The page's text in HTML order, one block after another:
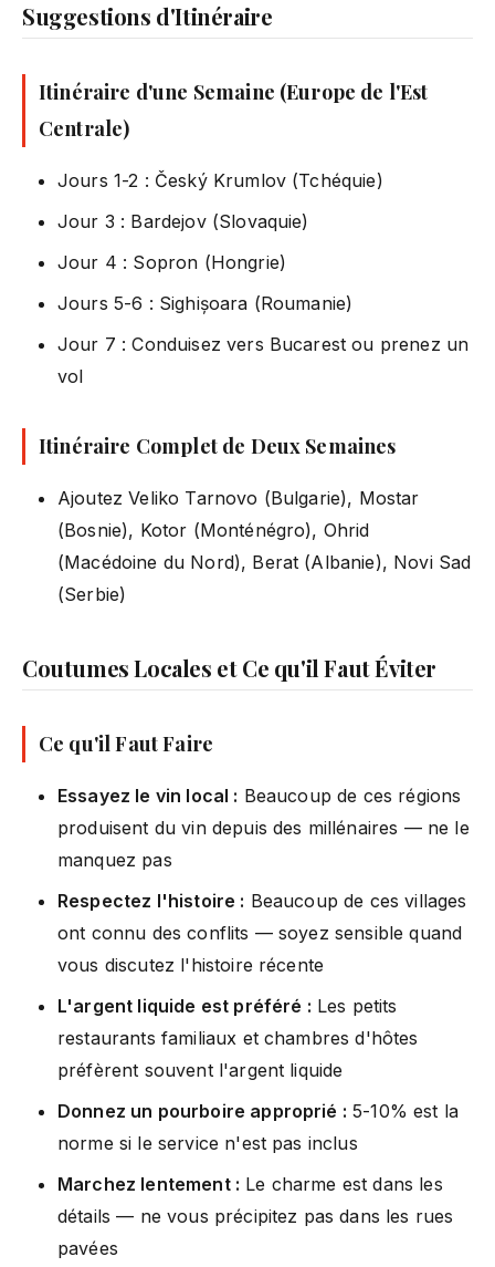
Suggestions d'Itinéraire
Itinéraire d'une Semaine (Europe de l'Est
Centrale)
Jours 1-2 : Český Krumlov (Tchéquie)
Jour 3 : Bardejov (Slovaquie)
Jour 4 : Sopron (Hongrie)
Jours 5-6 : Sighișoara (Roumanie)
Jour 7 : Conduisez vers Bucarest ou prenez un
vol
Itinéraire Complet de Deux Semaines
Ajoutez Veliko Tarnovo (Bulgarie), Mostar
(Bosnie), Kotor (Monténégro), Ohrid
(Macédoine du Nord), Berat (Albanie), Novi Sad
(Serbie)
Coutumes Locales et Ce qu'il Faut Éviter
Ce qu'il Faut Faire
Essayez le vin local : Beaucoup de ces régions
produisent du vin depuis des millénaires — ne le
manquez pas
Respectez l'histoire : Beaucoup de ces villages
ont connu des conflits — soyez sensible quand
vous discutez l'histoire récente
L'argent liquide est préféré : Les petits
restaurants familiaux et chambres d'hôtes
préfèrent souvent l'argent liquide
Donnez un pourboire approprié : 5-10% est la
norme si le service n'est pas inclus
Marchez lentement : Le charme est dans les
détails — ne vous précipitez pas dans les rues
pavées